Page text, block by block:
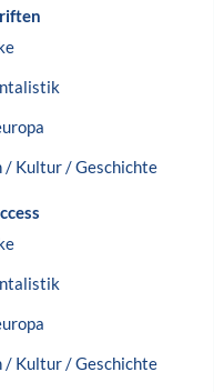
/ Kultur / Geschichte
/ Kultur / Geschichte